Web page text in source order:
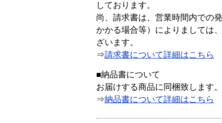
しております。
尚、請求書は、営業時間内での
かかる場合等）によりましては
ざいます。
⇒請求書について詳細はこちら
■納品書について
お届けする商品に同梱致します。
⇒納品書について詳細はこちら